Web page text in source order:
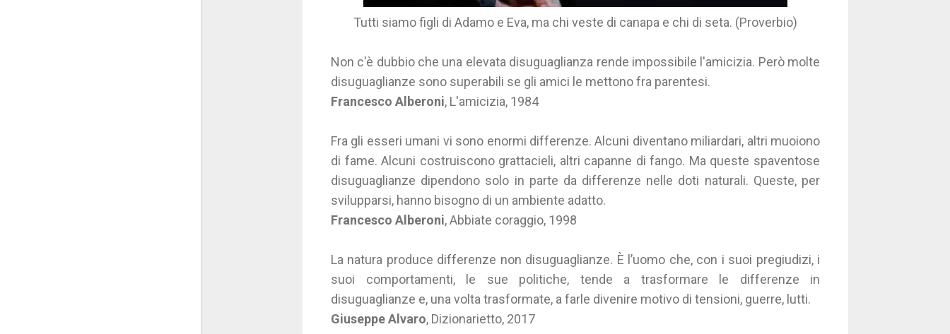
Tutti siamo figli di Adamo e Eva, ma chi veste di canapa e chi di seta. (Proverbio)
Non c'è dubbio che una elevata disuguaglianza rende impossibile l'amicizia. Però molte
disuguaglianze sono superabili se gli amici le mettono fra parentesi.
Francesco Alberoni, L'amicizia, 1984
Fra gli esseri umani vi sono enormi differenze. Alcuni diventano miliardari, altri muoiono
di fame. Alcuni costruiscono grattacieli, altri capanne di fango. Ma queste spaventose
disuguaglianze dipendono solo in parte da differenze nelle doti naturali. Queste, per
svilupparsi, hanno bisogno di un ambiente adatto.
Francesco Alberoni, Abbiate coraggio, 1998
La natura produce differenze non disuguaglianze. È l’uomo che, con i suoi pregiudizi, i
suoi comportamenti, le sue politiche, tende a trasformare le differenze in
disuguaglianze e, una volta trasformate, a farle divenire motivo di tensioni, guerre, lutti.
Giuseppe Alvaro, Dizionarietto, 2017